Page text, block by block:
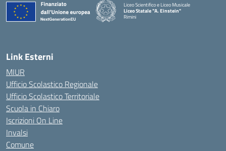
Liceo Scientifico e Liceo Musicale
Liceo Statale "A. Einstein"
Rimini
Link Esterni
MIUR
Ufficio Scolastico Regionale
Ufficio Scolastico Territoriale
Scuola in Chiaro
Iscrizioni On Line
Invalsi
Comune